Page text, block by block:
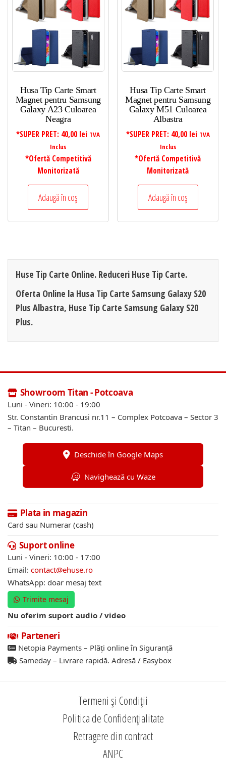
Husa Tip Carte Smart
Magnet pentru Samsung
Galaxy A23 Culoarea
Neagra
*SUPER PRET: 40,00 lei TVA
Inclus
*Ofertă Competitivă
Monitorizată
Adaugă în coș
Husa Tip Carte Smart
Magnet pentru Samsung
Galaxy M51 Culoarea
Albastra
*SUPER PRET: 40,00 lei TVA
Inclus
*Ofertă Competitivă
Monitorizată
Adaugă în coș
Huse Tip Carte Online. Reduceri Huse Tip Carte.
Oferta Online la Husa Tip Carte Samsung Galaxy S20
Plus Albastra, Huse Tip Carte Samsung Galaxy S20
Plus.
Showroom Titan - Potcoava
Luni - Vineri: 10:00 - 19:00
Str. Constantin Brancusi nr.11 – Complex Potcoava – Sector 3
– Titan – Bucuresti.
Deschide în Google Maps
Navighează cu Waze
Plata in magazin
Card sau Numerar (cash)
Suport online
Luni - Vineri: 10:00 - 17:00
Email: contact@ehuse.ro
WhatsApp: doar mesaj text
Trimite mesaj
Nu oferim suport audio / video
Parteneri
Netopia Payments – Plăți online în Siguranță
Sameday – Livrare rapidă. Adresă / Easybox
Termeni și Condiții
Politica de Confidențialitate
Retragere din contract
ANPC